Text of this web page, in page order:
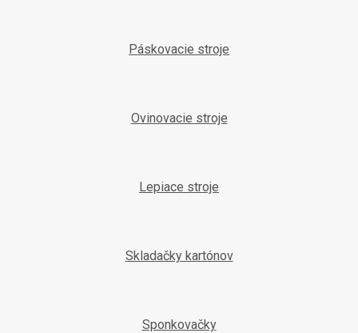
Páskovacie stroje
Ovinovacie stroje
Lepiace stroje
Skladačky kartónov
Sponkovačky